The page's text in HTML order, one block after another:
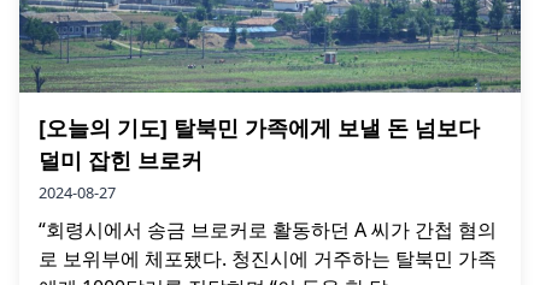
[오늘의 기도] 탈북민 가족에게 보낼 돈 넘보다
덜미 잡힌 브로커
2024-08-27
“회령시에서 송금 브로커로 활동하던 A 씨가 간첩 혐의
로 보위부에 체포됐다. 청진시에 거주하는 탈북민 가족